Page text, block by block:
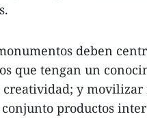
deben
que tengan un
y movilizar
productos